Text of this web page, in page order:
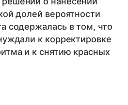
долей вероятности
содержалась в том, что
к корректировке
и к снятию красных